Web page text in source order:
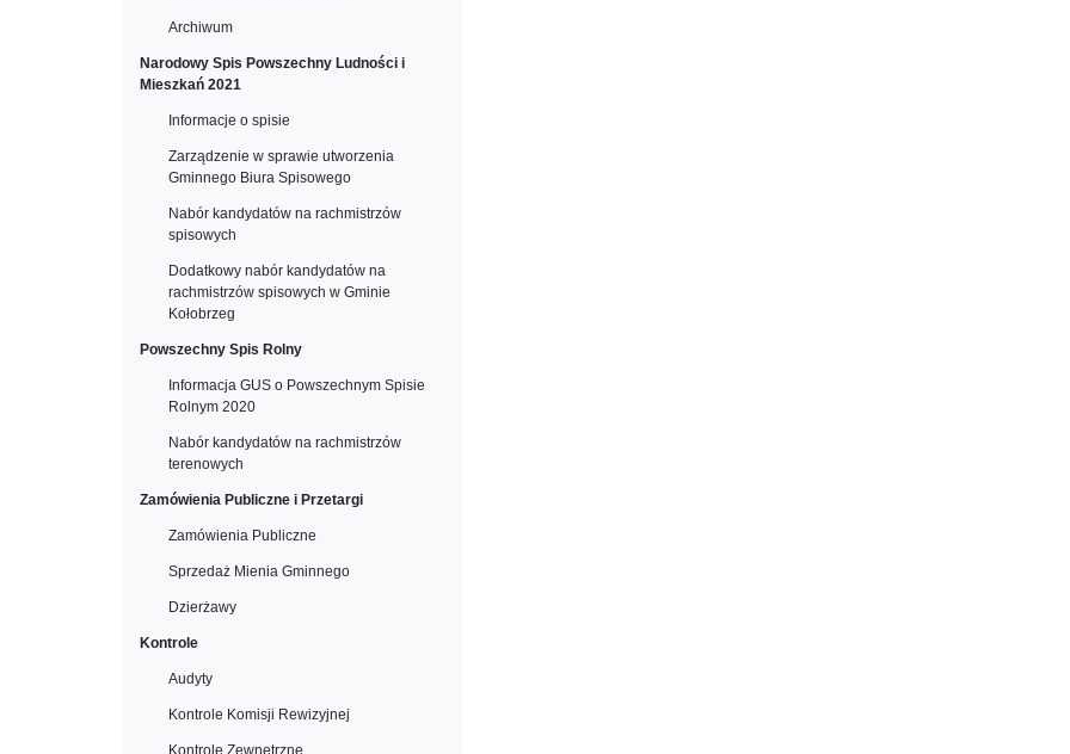
Archiwum
Narodowy Spis Powszechny Ludności i
Mieszkań 2021
Informacje o spisie
Zarządzenie w sprawie utworzenia
Gminnego Biura Spisowego
Nabór kandydatów na rachmistrzów
spisowych
Dodatkowy nabór kandydatów na
rachmistrzów spisowych w Gminie
Kołobrzeg
Powszechny Spis Rolny
Informacja GUS o Powszechnym Spisie
Rolnym 2020
Nabór kandydatów na rachmistrzów
terenowych
Zamówienia Publiczne i Przetargi
Zamówienia Publiczne
Sprzedaż Mienia Gminnego
Dzierżawy
Kontrole
Audyty
Kontrole Komisji Rewizyjnej
Kontrole Zewnętrzne